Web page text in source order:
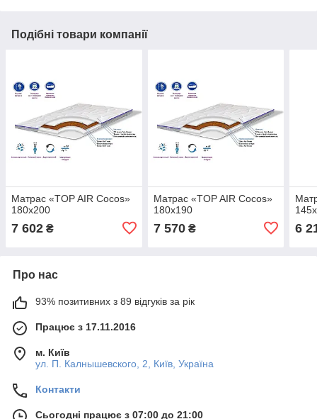
Подібні товари компанії
Матрас «TOP AIR Cocos»
180x200
7 602 ₴
Матрас «TOP AIR Cocos»
180x190
7 570₴ 6
Про нас
93% позитивних з 89 відгуків за рік
Працює з 17.11.2016
м. Київ
ул. П. Калнышевского, 2, Київ, Україна
Контакти
Сьогодні працює з 07:00 до 21:00